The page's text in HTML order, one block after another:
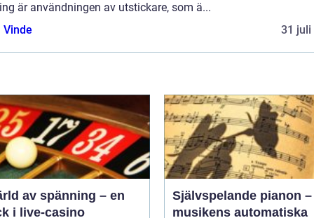
är användningen av utstickare, som ä...
Vinde
31 juli
av spänning – en
i live-casino
Självspelande pianon –
musikens automatiska